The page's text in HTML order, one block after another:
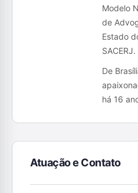
Modelo
de
Estado
SACERJ.
De
há 16
Atuação e Contato